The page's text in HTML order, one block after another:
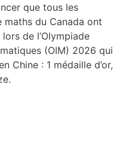
que tous les
maths du Canada ont
de l’Olympiade
(OIM) 2026 qui
Chine : 1 médaille d’or,